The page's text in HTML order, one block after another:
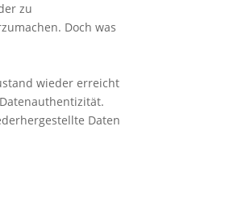
zu
Doch was
wieder erreicht
Daten